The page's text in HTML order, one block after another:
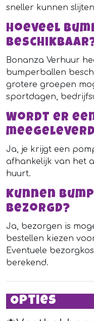
sneller kunnen
Hoeveel
Bonanza Verhuur
bumperballen
grotere groepen
sportdagen,
Wordt er
Ja, je krijgt een
afhankelijk van het
huurt.
Kunnen
bezorgd?
Ja, bezorgen is
bestellen kiezen
Eventuele
berekend.
Opties